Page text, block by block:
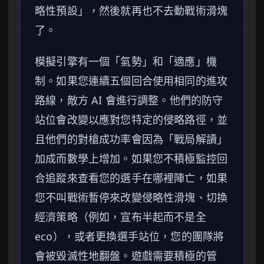
略性預設」，然後就再也不去動戰術滑塊
了。
模擬引擎有一個「氣勢」和「適應」機
制。如果您連續五個回合使用相同的進攻
路線，敵方 AI 會進行調整。他們的防守
站位會改變以應對您特定的侵略路徑，並
且他們的對槍成功率會因為「戰局解讀」
加成而數學上增加。如果您不積極監控回
合追蹤來查看您的選手在哪裡陣亡，如果
您不叫戰術暫停來改變侵略性滑塊、切換
經濟策略（例如，宣布半起而不是全
eco），或者更換選手站位，您的團隊將
會被毀滅性地翻盤。遊戲需要積極的管